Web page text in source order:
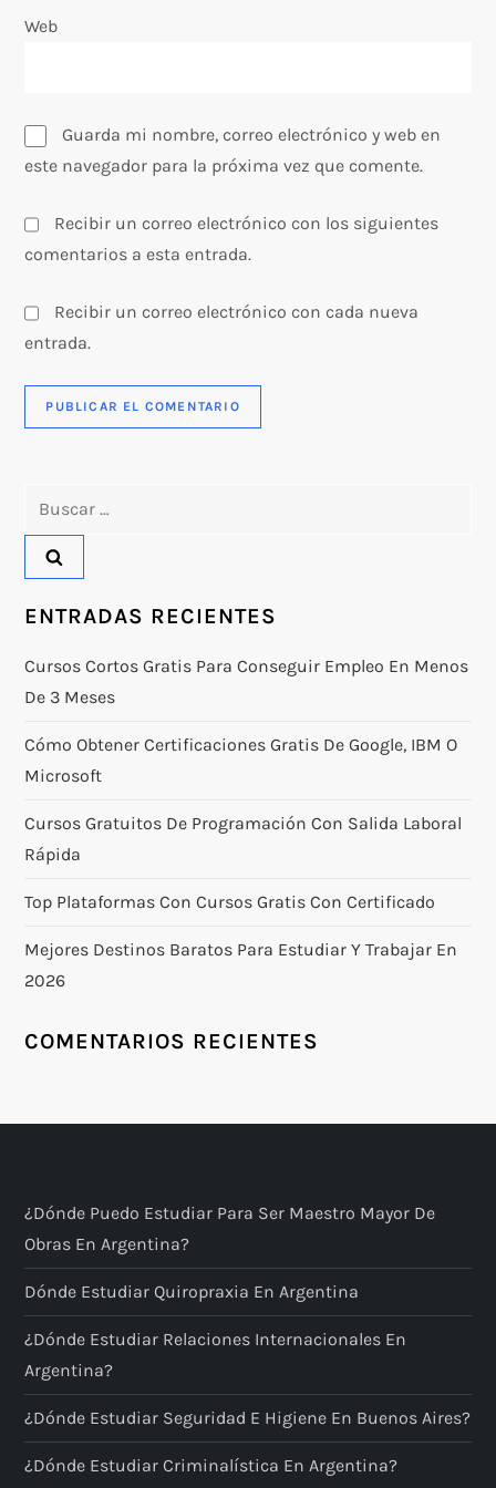
d
s
Web
Guarda mi nombre, correo electrónico y web en
este navegador para la próxima vez que comente.
Recibir un correo electrónico con los siguientes
comentarios a esta entrada.
Recibir un correo electrónico con cada nueva
entrada.
ENTRADAS RECIENTES
Cursos Cortos Gratis Para Conseguir Empleo En Menos
De 3 Meses
Cómo Obtener Certificaciones Gratis De Google, IBM O
Microsoft
Cursos Gratuitos De Programación Con Salida Laboral
Rápida
Top Plataformas Con Cursos Gratis Con Certificado
Mejores Destinos Baratos Para Estudiar Y Trabajar En
2026
COMENTARIOS RECIENTES
¿Dónde Puedo Estudiar Para Ser Maestro Mayor De
Obras En Argentina?
Dónde Estudiar Quiropraxia En Argentina
¿Dónde Estudiar Relaciones Internacionales En
Argentina?
¿Dónde Estudiar Seguridad E Higiene En Buenos Aires?
¿Dónde Estudiar Criminalística En Argentina?